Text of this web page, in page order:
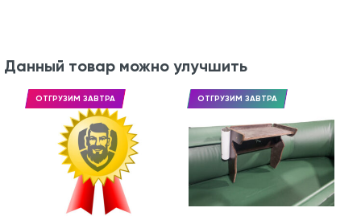
Данный товар можно улучшить
ОТГРУЗИМ ЗАВТРА ОТГРУЗИМ ЗАВТРА